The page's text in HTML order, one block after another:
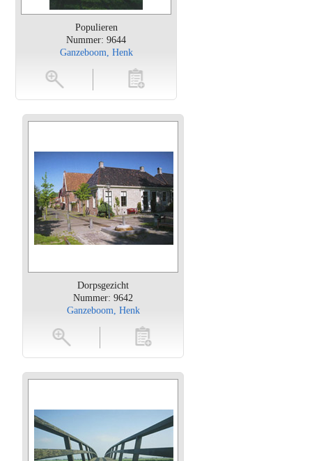
Populieren
Nummer: 9644
Ganzeboom, Henk
toevoegen
Dorpsgezicht
Nummer: 9642
Ganzeboom, Henk
toevoegen